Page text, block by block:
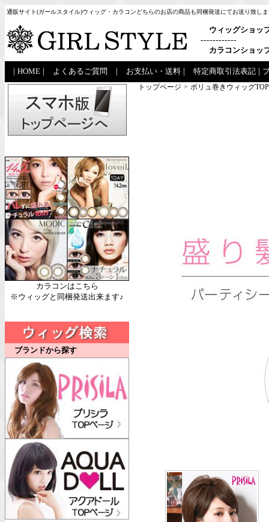
通販サイト(ガールスタイル)ウィッグ・カラコンどちらのお店の商品も同梱発送にてお送り致し
ウィッグショッ
------------
カラコンショッ
HOME よくあるご質問 お支払い・送料 特定商取引法表記
カラコンはこちら
※ウィッグと同梱発送出来ます♪
ブランドから探す
トップページ > ボリュ巻きウィッグTOP